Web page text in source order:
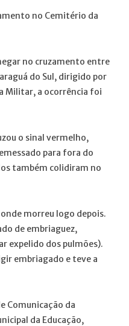
no Cemitério da
no cruzamento entre
do Sul, dirigido por
Militar, a ocorrência foi
o sinal vermelho,
para fora do
também colidiram no
morreu logo depois.
de embriaguez,
expelido dos pulmões).
embriagado e teve a
Comunicação da
da Educação,